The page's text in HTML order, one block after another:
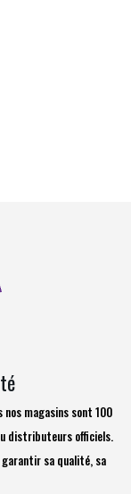
magasins sont 100
distributeurs officiels.
sa qualité, sa